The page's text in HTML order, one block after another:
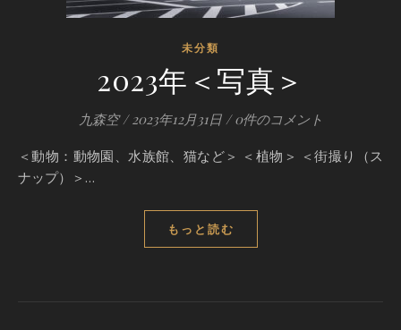
未分類
2023年＜写真＞
九森空 / 2023年12月31日 / 0件のコメント
＜動物：動物園、水族館、猫など＞ ＜植物＞ ＜街撮り（ス
ナップ）＞…
もっと読む